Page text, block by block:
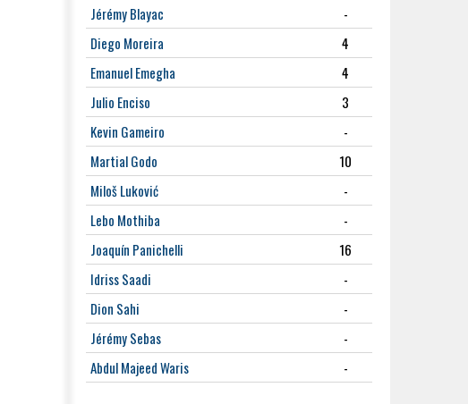
Jérémy Blayac
-
Diego Moreira
4
Emanuel Emegha
4
Julio Enciso
3
Kevin Gameiro
-
Martial Godo
10
Miloš Luković
-
Lebo Mothiba
-
Joaquín Panichelli
16
Idriss Saadi
-
Dion Sahi
-
Jérémy Sebas
-
Abdul Majeed Waris
-